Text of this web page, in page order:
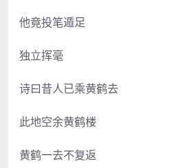
他竟投笔遁足
独立挥毫
诗曰昔人已乘黄鹤去
此地空余黄鹤楼
黄鹤一去不复返